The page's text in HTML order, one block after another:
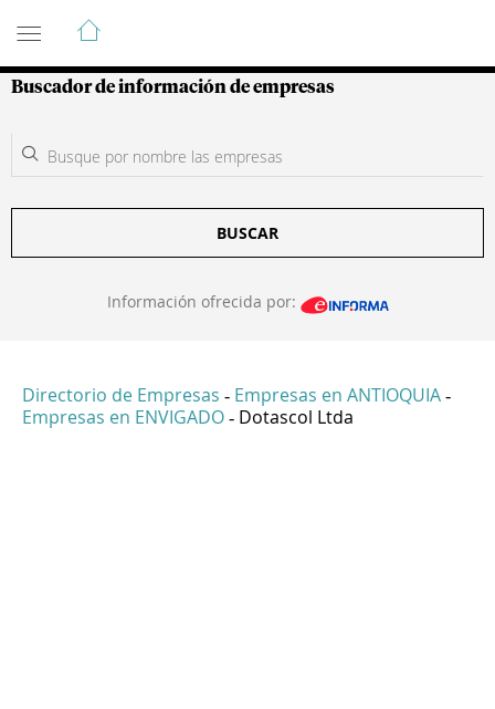
Guía de Empresas Colombianas
Buscador de información de empresas
BUSCAR
Información ofrecida por:
Directorio de Empresas - Empresas en ANTIOQUIA -
Empresas en ENVIGADO - Dotascol Ltda